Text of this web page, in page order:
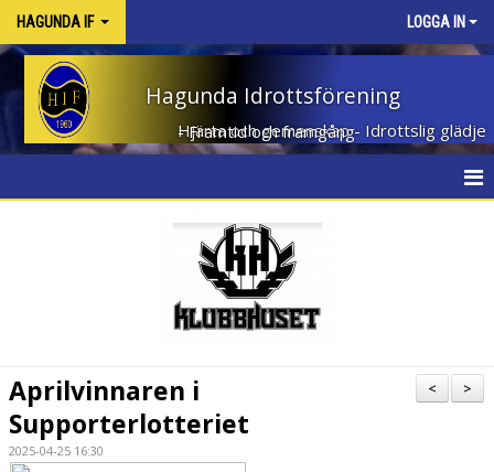
HAGUNDA IF LOGGA IN
Hagunda Idrottsförening
Hjärta och gemenskap - Idrottslig glädje - Framtid och framgång
KALENDER
DOKUMENT
>
<
Aprilvinnaren i
Supporterlotteriet
2025-04-25 16:30